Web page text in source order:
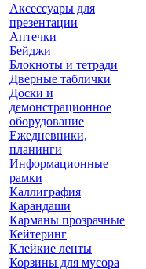
Аксессуары для
презентации
Аптечки
Бейджи
Блокноты и тетради
Дверные таблички
Доски и
демонстрационное
оборудование
Ежедневники,
планинги
Информационные
рамки
Каллиграфия
Карандаши
Карманы прозрачные
Кейтеринг
Клейкие ленты
Корзины для мусора